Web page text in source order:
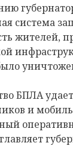
система
жителей,
БПЛА
и